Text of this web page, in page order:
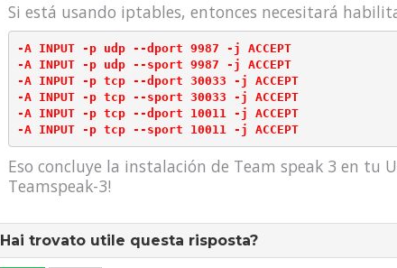
Si está usando iptables, entonces necesitará
-A INPUT -p udp --dport 9987 -j ACCEPT
-A INPUT -p udp --sport 9987 -j ACCEPT
-A INPUT -p tcp --dport 30033 -j ACCEPT
-A INPUT -p tcp --sport 30033 -j ACCEPT
-A INPUT -p tcp --dport 10011 -j ACCEPT
Eso concluye la instalación de Team speak 3 en tu
Teamspeak-3!
Hai trovato utile questa risposta?